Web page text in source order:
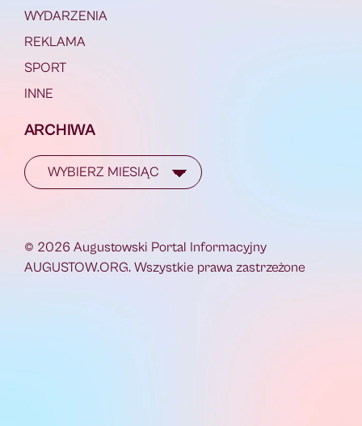
WYDARZENIA
REKLAMA
SPORT
INNE
ARCHIWA
© 2026 Augustowski Portal Informacyjny
AUGUSTOW.ORG. Wszystkie prawa zastrzeżone